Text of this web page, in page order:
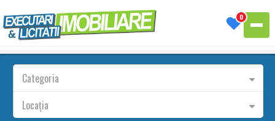
0
Categoria
Locația